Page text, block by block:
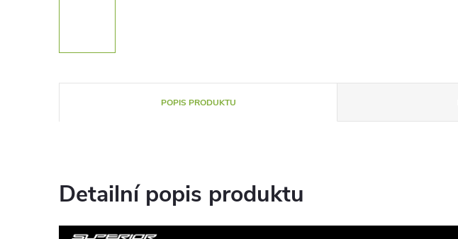
POPIS PRODUKTU
Detailní popis produktu